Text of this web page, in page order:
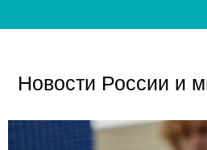
Новости России и